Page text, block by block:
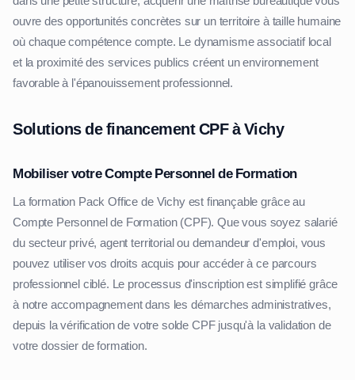
ouvre des opportunités concrètes sur un territoire à taille humaine
où chaque compétence compte. Le dynamisme associatif local
et la proximité des services publics créent un environnement
favorable à l'épanouissement professionnel.
Solutions de financement CPF à Vichy
Mobiliser votre Compte Personnel de Formation
La formation Pack Office de Vichy est finançable grâce au
Compte Personnel de Formation (CPF). Que vous soyez salarié
du secteur privé, agent territorial ou demandeur d'emploi, vous
pouvez utiliser vos droits acquis pour accéder à ce parcours
professionnel ciblé. Le processus d'inscription est simplifié grâce
à notre accompagnement dans les démarches administratives,
depuis la vérification de votre solde CPF jusqu'à la validation de
votre dossier de formation.